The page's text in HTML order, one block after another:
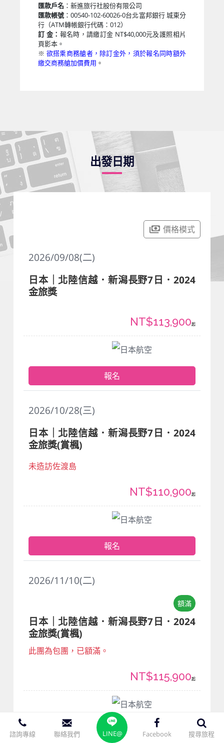
諮詢專線 聯絡我們 LINE@ Facebook 搜尋旅程
匯款戶名 ：新進旅行社股份有限公司
匯款帳號 ：00540-102-60026-0台北富邦銀行 城東分
行（ATM轉帳銀行代碼：012）
訂 金： 報名時，請繳訂金 NT$40,000元及護照相片
頁影本。
※ 欲搭乘商務艙者，除訂金外，須於報名同時額外
繳交商務艙加價費用 。
出發日期
價格模式
2026/09/08(二)
日本｜北陸信越．新潟長野7日．2024
金旅獎
日本航空
NT$113,900起
報名
2026/10/28(三)
日本｜北陸信越．新潟長野7日．2024
金旅獎(賞楓)
未造訪佐渡島
日本航空
NT$110,900起
報名
2026/11/10(二)
額滿
日本｜北陸信越．新潟長野7日．2024
金旅獎(賞楓)
此團為包團，已額滿。
日本航空
NT$115,900起
截止